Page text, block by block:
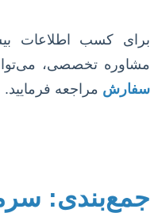
برای کسب اطلاعات
مشاوره تخصصی،
سفارش مراجعه فرمایید.
جمع‌بندی: